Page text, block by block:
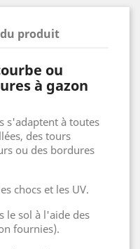
produit
ou
à gazon
s'adaptent à toutes
des tours
ou des bordures
chocs et les UV.
le sol à l'aide des
fournies).